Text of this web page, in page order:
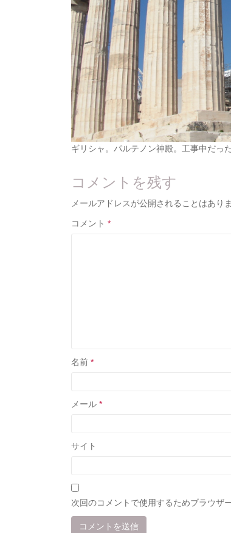
ギリシャ。パルテノン神殿。工事中だっ
コメントを残す
メールアドレスが公開されることはありま
コメント *
名前 *
メール *
サイト
次回のコメントで使用するためブラウザ